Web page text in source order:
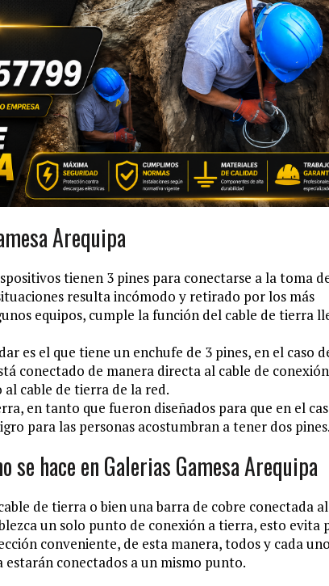
Arequipa
tienen 3 pines para conectarse a la toma
resulta incómodo y retirado por los más
equipos, cumple la función del cable de tierra
es el que tiene un enchufe de 3 pines, en el caso
conectado de manera directa al cable de
cable de tierra de la red.
en tanto que fueron diseñados para que en el
para las personas acostumbran a tener dos pines.
hace en Galerias Gamesa Arequipa
de tierra o bien una barra de cobre conectada
un solo punto de conexión a tierra, esto evita
conveniente, de esta manera, todos y cada
conectados a un mismo punto.